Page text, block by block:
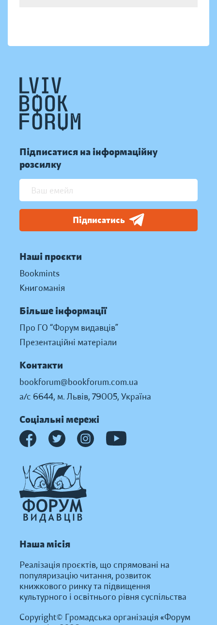
Підписатися на інформаційну
розсилку
Підписатись
Наші проєкти
Bookmints
Книгоманія
Більше інформації
Про ГО “Форум видавців”
Презентаційні матеріали
Контакти
bookforum@bookforum.com.ua
а/с 6644, м. Львів, 79005, Україна
Соціальні мережі
Наша місія
Реалізація проєктів, що спрямовані на
популяризацію читання, розвиток
книжкового ринку та підвищення
культурного і освітнього рівня суспільства
Copyright© Громадська організація «Форум